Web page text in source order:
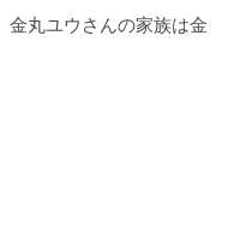
金丸ユウさんの家族は金